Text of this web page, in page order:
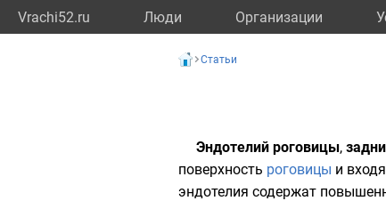
Vrachi52.ru Люди Организации
Статьи
Эндотелий роговицы,
поверхность роговицы и
эндотелия содержат